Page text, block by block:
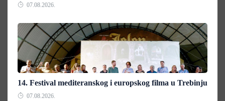
07.08.2026.
14. Festival mediteranskog i europskog filma u Trebinju
07.08.2026.